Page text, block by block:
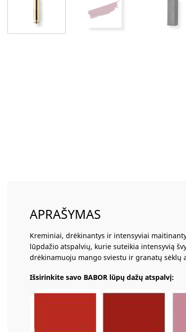
APRAŠYMAS
Kreminiai, drėkinantys ir intensyviai
lūpdažio atspalvių, kurie suteikia intensyvią
drėkinamuoju mango sviestu ir granatų
Išsirinkite savo BABOR lūpų dažų atspalvį: